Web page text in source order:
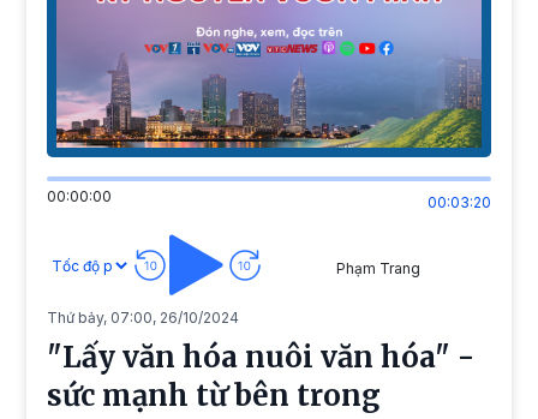
00:00:00 00:03:20
Phạm Trang
Thứ bảy, 07:00, 26/10/2024
"Lấy văn hóa nuôi văn hóa" -
sức mạnh từ bên trong